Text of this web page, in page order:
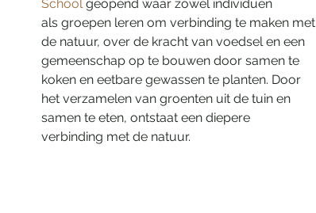
School geopend waar zowel individuen
als groepen leren om verbinding te maken met
de natuur, over de kracht van voedsel en een
gemeenschap op te bouwen door samen te
koken en eetbare gewassen te planten. Door
het verzamelen van groenten uit de tuin en
samen te eten, ontstaat een diepere
verbinding met de natuur.